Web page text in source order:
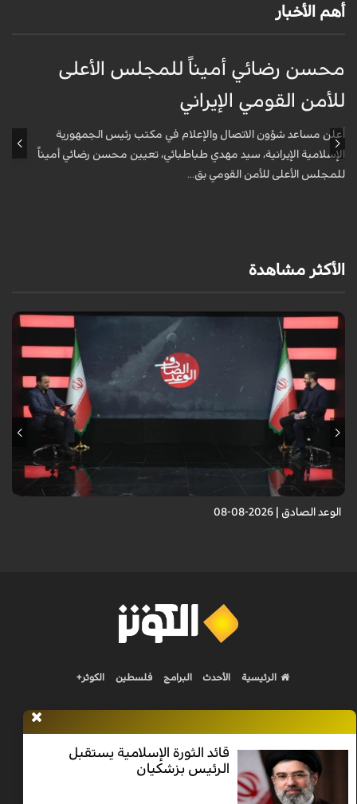
أهم الأخبار
محسن رضائي أميناً للمجلس الأعلى
للأمن القومي الإيراني
أعلن مساعد شؤون الاتصال والإعلام في مكتب رئيس الجمهورية
الإسلامية الإيرانية، سيد مهدي طباطبائي، تعيين محسن رضائي أميناً
للمجلس الأعلى للأمن القومي بق...
الأكثر مشاهدة
انتصار الجمهورية الإسلامية أمام العدو الصهيوني.. انتصار لكل الأمة الإسلامية
الوعد الصادق | 2026-08-08
قائد الثورة الإسلامية يستقبل
الرئيس بزشكيان
الرئيسية الأحدث البرامج فلسطين الكوثر+
Nilesat 11900 V | Badr 8 11747 V | Badr5 12284 V